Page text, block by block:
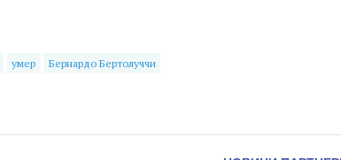
умер Бернардо Бертолуччи